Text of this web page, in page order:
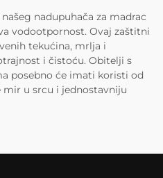
nadupuhača za madrac
vodootpornost. Ovaj zaštitni
tekućina, mrlja i
i čistoću. Obitelji s
posebno će imati koristi od
mir u srcu i jednostavniju